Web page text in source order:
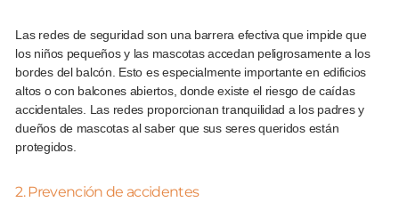
Las redes de seguridad son una barrera efectiva que impide que
los niños pequeños y las mascotas accedan peligrosamente a los
bordes del balcón. Esto es especialmente importante en edificios
altos o con balcones abiertos, donde existe el riesgo de caídas
accidentales. Las redes proporcionan tranquilidad a los padres y
dueños de mascotas al saber que sus seres queridos están
protegidos.
2. Prevención de accidentes